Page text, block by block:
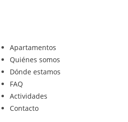
Apartamentos
Quiénes somos
Dónde estamos
FAQ
Actividades
Contacto